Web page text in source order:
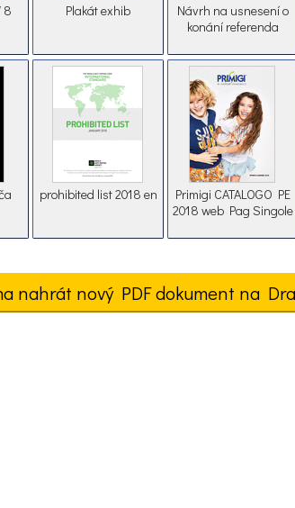
8
Plakát exhib
Návrh na usnesení o
konání referenda
prohibited list 2018 en
Primigi CATALOGO PE
2018 web Pag Singole
nahrát nový PDF dokument na